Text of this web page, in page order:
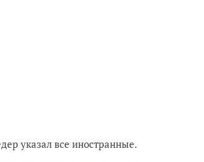
указал все иностранные.